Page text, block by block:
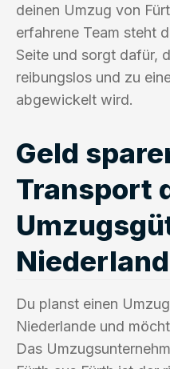
deinen Umzug von
erfahrene Team steht
Seite und sorgt dafür,
reibungslos und zu
abgewickelt wird.
Geld
Transport
Du planst einen
Niederlande und
Das